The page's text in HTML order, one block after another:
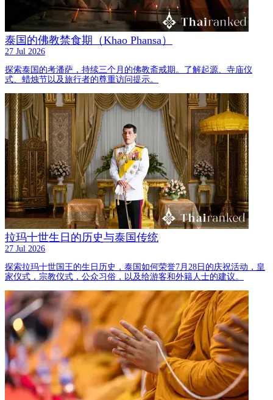
泰国的佛教禁食期（Khao Phansa）
27 Jul 2026
探索泰国的考潘萨，持续三个月的佛教斋戒期。了解起源、寺庙仪
式、蜡烛节以及旅行者的尊重访问提示。
拉玛十世生日的历史与泰国传统
27 Jul 2026
探索拉玛十世国王的生日历史，泰国如何荣誉7月28日的庆祝活动，皇
家仪式，宗教仪式，公众习俗，以及给游客和外籍人士的建议。